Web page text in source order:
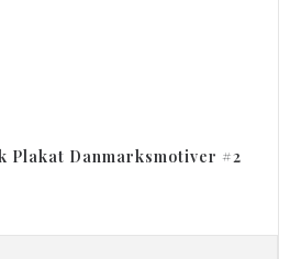
Plakat Danmarksmotiver #2